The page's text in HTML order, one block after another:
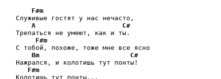
F#m
   Служивые гостят у нас нечасто,
A
C#
   Трепаться не умеют, как и ты.
F#m
   С тобой, похоже, тоже мне все ясно
Bm
C#
   Нажрался, и колотишь тут понты!
F#m
   Колотишь тут понты...